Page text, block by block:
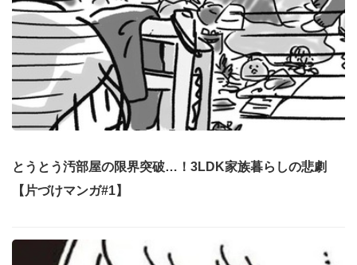
とうとう汚部屋の限界突破…！3LDK家族暮らしの悲劇
【片づけマンガ#1】